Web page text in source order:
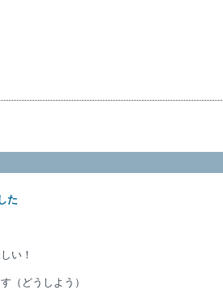
た
い！
（どうしよう）